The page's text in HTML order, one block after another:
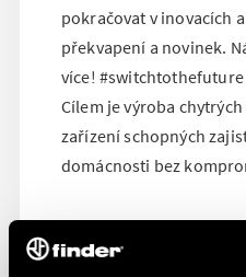
pokračovat v inovacích
překvapení a novinek.
více! #switchtothefuture
Cílem je výroba
zařízení schopných
domácnosti bez